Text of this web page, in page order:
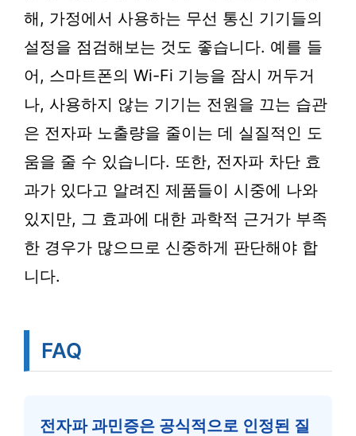
해, 가정에서 사용하는 무선 통신 기기들의
설정을 점검해보는 것도 좋습니다. 예를 들
어, 스마트폰의 Wi-Fi 기능을 잠시 꺼두거
나, 사용하지 않는 기기는 전원을 끄는 습관
은 전자파 노출량을 줄이는 데 실질적인 도
움을 줄 수 있습니다. 또한, 전자파 차단 효
과가 있다고 알려진 제품들이 시중에 나와
있지만, 그 효과에 대한 과학적 근거가 부족
한 경우가 많으므로 신중하게 판단해야 합
니다.
FAQ
전자파 과민증은 공식적으로 인정된 질